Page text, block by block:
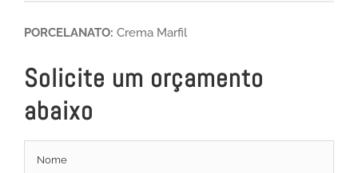
PORCELANATO: Crema Marfil
Solicite um orçamento
abaixo